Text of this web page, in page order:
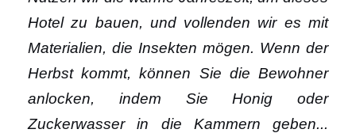
Hotel zu bauen, und vollenden wir es mit
Materialien, die Insekten mögen. Wenn der
Herbst kommt, können Sie die Bewohner
anlocken, indem Sie Honig oder
Zuckerwasser in die Kammern geben...